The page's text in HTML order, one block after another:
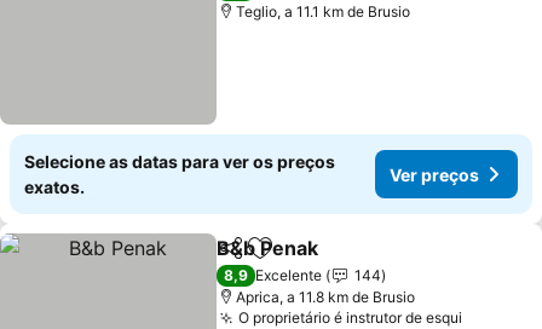
Teglio, a 11.1 km de Brusio
Selecione as datas para ver os preços
exatos.
Ver preços
PartilharAdicionar aos favoritos
B&b Penak
8,9 Excelente
144
Aprica, a 11.8 km de Brusio
O proprietário é instrutor de esqui